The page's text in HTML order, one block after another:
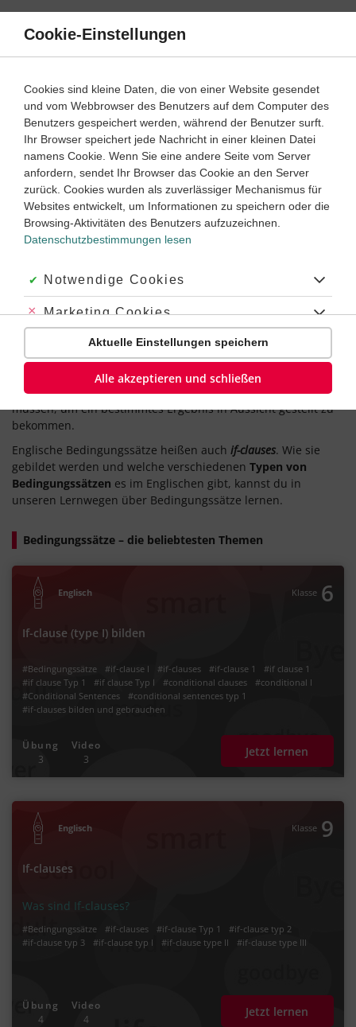
Direkt
Inhalt
Bedingungssätze einfach erklärt
Klassenstufe: 6 7 8 9 10
Was sind Bedingungssätze?
Was ist ein Bedingungssatz im Englischen?
Wie werden Bedingungssätze auf Englisch gebildet?
Was sind Bedingungssätze?
„Wenn du keine Hausaufgaben machst, gibt es keinen
Nachtisch.“ Das ist einBedingungssatz. Er ist hier auf
Deutsch, aber natürlich gibt es auch in der englischen
Sprache Bedingungen, die an jemanden gestellt werden
müssen, um ein bestimmtes Ergebnis in Aussicht gestellt zu
bekommen.
Englische Bedingungssätze heißen auch if-clauses. Wie sie
gebildet werden und welche verschiedenen Typen von
Bedingungssätzen es im Englischen gibt, kannst du in
unseren Lernwegen über Bedingungssätze lernen.
Bedingungssätze – die beliebtesten Themen
Englisch Klasse 6
If-clause (type I) bilden
#Bedingungssätze #if-clause I #if-clauses #if-clause 1
#if clause 1
#if clause Typ 1
#if clause Typ I #conditional clauses
#conditional I
#Conditional Sentences
#conditional sentences typ 1
#if-clauses bilden und gebrauchen
Übung
3
Video
3
Jetzt lernen
Englisch Klasse 9
If-clauses
Was sind If-clauses?
#Bedingungssätze #if-clauses #if-clause Typ 1
#if-clause typ 2
#if-clause typ 3
#if-clause typ I #if-clause type II #if-clause type III
Übung
4
Video
4
Jetzt lernen
Cookie-Einstellungen
Cookies sind kleine Daten, die von einer Website gesendet
und vom Webbrowser des Benutzers auf dem Computer des
Benutzers gespeichert werden, während der Benutzer surft.
Ihr Browser speichert jede Nachricht in einer kleinen Datei
namens Cookie. Wenn Sie eine andere Seite vom Server
anfordern, sendet Ihr Browser das Cookie an den Server
zurück. Cookies wurden als zuverlässiger Mechanismus für
Websites entwickelt, um Informationen zu speichern oder die
Browsing-Aktivitäten des Benutzers aufzuzeichnen.
Datenschutzbestimmungen lesen
Akzeptiert:
Notwendige Cookies
Abgelehnt:
Marketing Cookies
Abgelehnt:
Personalisierungs-Cookies
Aktuelle Einstellungen speichern
Alle akzeptieren und schließen